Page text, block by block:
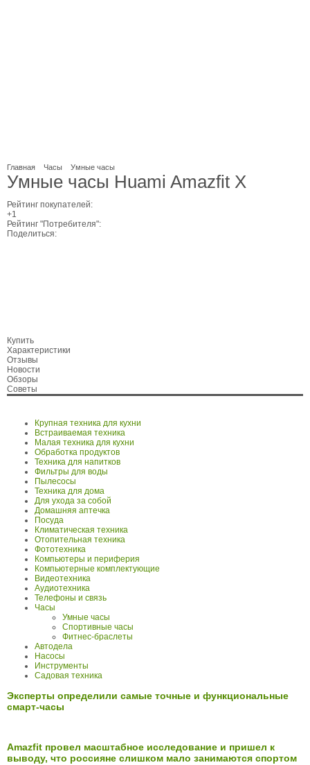
Главная Часы Умные часы
Умные часы Huami Amazfit X
Рейтинг покупателей:
+1
Рейтинг "Потребителя":
Поделиться:
Купить
Характеристики
Отзывы
Новости
Обзоры
Советы
Крупная техника для кухни
Встраиваемая техника
Малая техника для кухни
Обработка продуктов
Техника для напитков
Фильтры для воды
Пылесосы
Техника для дома
Для ухода за собой
Домашняя аптечка
Посуда
Климатическая техника
Отопительная техника
Фототехника
Компьютеры и периферия
Компьютерные комплектующие
Видеотехника
Аудиотехника
Телефоны и связь
Часы
Умные часы
Спортивные часы
Фитнес-браслеты
Автодела
Насосы
Инструменты
Садовая техника
Эксперты определили самые точные и функциональные
смарт-часы
Amazfit провел масштабное исследование и пришел к
выводу, что россияне слишком мало занимаются спортом